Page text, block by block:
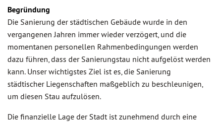
Begründung
Die Sanierung der städtischen Gebäude wurde in den
vergangenen Jahren immer wieder verzögert, und die
momentanen personellen Rahmenbedingungen werden
dazu führen, dass der Sanierungstau nicht aufgelöst werden
kann. Unser wichtigstes Ziel ist es, die Sanierung
städtischer Liegenschaften maßgeblich zu beschleunigen,
um diesen Stau aufzulösen.
Die finanzielle Lage der Stadt ist zunehmend durch eine